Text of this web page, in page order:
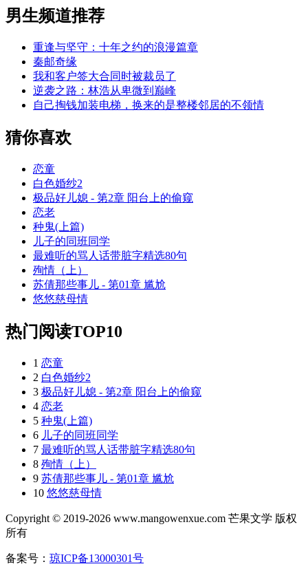
男生频道推荐
重逢与坚守：十年之约的浪漫篇章
秦邮奇缘
我和客户签大合同时被裁员了
逆袭之路：林浩从卑微到巅峰
自己掏钱加装电梯，换来的是整楼邻居的不领情
猜你喜欢
恋童
白色婚纱2
极品好儿媳 - 第2章 阳台上的偷窥
恋老
种鬼(上篇)
儿子的同班同学
最难听的骂人话带脏字精选80句
殉情（上）
苏倩那些事儿 - 第01章 尴尬
悠悠慈母情
热门阅读TOP10
1 恋童
2 白色婚纱2
3 极品好儿媳 - 第2章 阳台上的偷窥
4 恋老
5 种鬼(上篇)
6 儿子的同班同学
7 最难听的骂人话带脏字精选80句
8 殉情（上）
9 苏倩那些事儿 - 第01章 尴尬
10 悠悠慈母情
Copyright © 2019-2026 www.mangowenxue.com 芒果文学 版权
所有
备案号： 琼ICP备13000301号